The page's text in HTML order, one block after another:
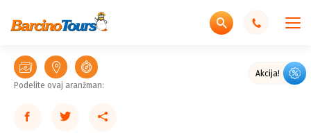
Akcija!
Podelite ovaj aranžman: